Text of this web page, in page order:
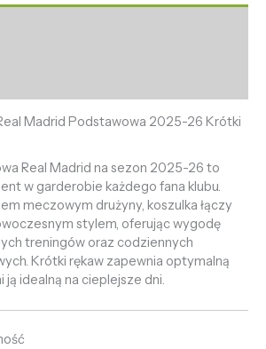
Madrid Podstawowa 2025-26 Krótki
Real Madrid na sezon 2025-26 to
w garderobie każdego fana klubu.
meczowym drużyny, koszulka łączy
stylem, oferując wygodę
treningów oraz codziennych
Krótki rękaw zapewnia optymalną
idealną na cieplejsze dni.